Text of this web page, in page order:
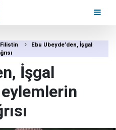
Filistin
Ebu Ubeyde’den, İşgal
İşgal